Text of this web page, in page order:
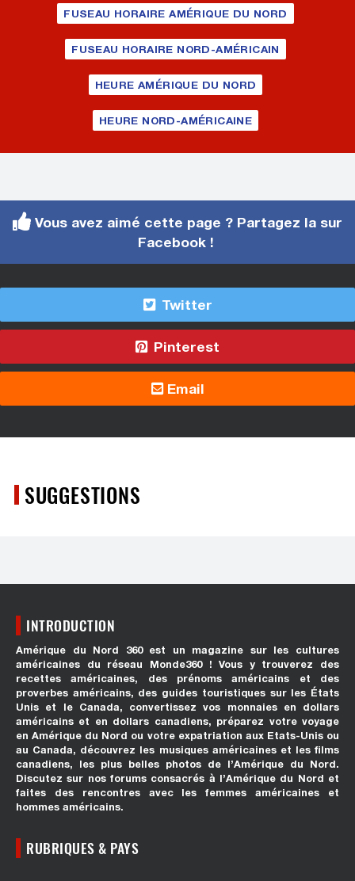
FUSEAU HORAIRE AMÉRIQUE DU NORD
FUSEAU HORAIRE NORD-AMÉRICAIN
HEURE AMÉRIQUE DU NORD
HEURE NORD-AMÉRICAINE
Vous avez aimé cette page ? Partagez la sur
Facebook !
Twitter
Pinterest
Email
SUGGESTIONS
INTRODUCTION
Amérique du Nord 360 est un magazine sur les cultures
américaines du réseau Monde360 ! Vous y trouverez des
recettes américaines, des prénoms américains et des
proverbes américains, des guides touristiques sur les États
Unis et le Canada, convertissez vos monnaies en dollars
américains et en dollars canadiens, préparez votre voyage
en Amérique du Nord ou votre expatriation aux Etats-Unis ou
au Canada, découvrez les musiques américaines et les films
canadiens, les plus belles photos de l’Amérique du Nord.
Discutez sur nos forums consacrés à l’Amérique du Nord et
faites des rencontres avec les femmes américaines et
hommes américains.
RUBRIQUES & PAYS